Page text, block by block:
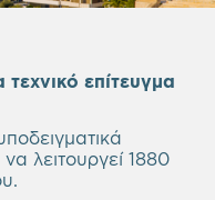
επίτευγμα
λειτουργεί 1880